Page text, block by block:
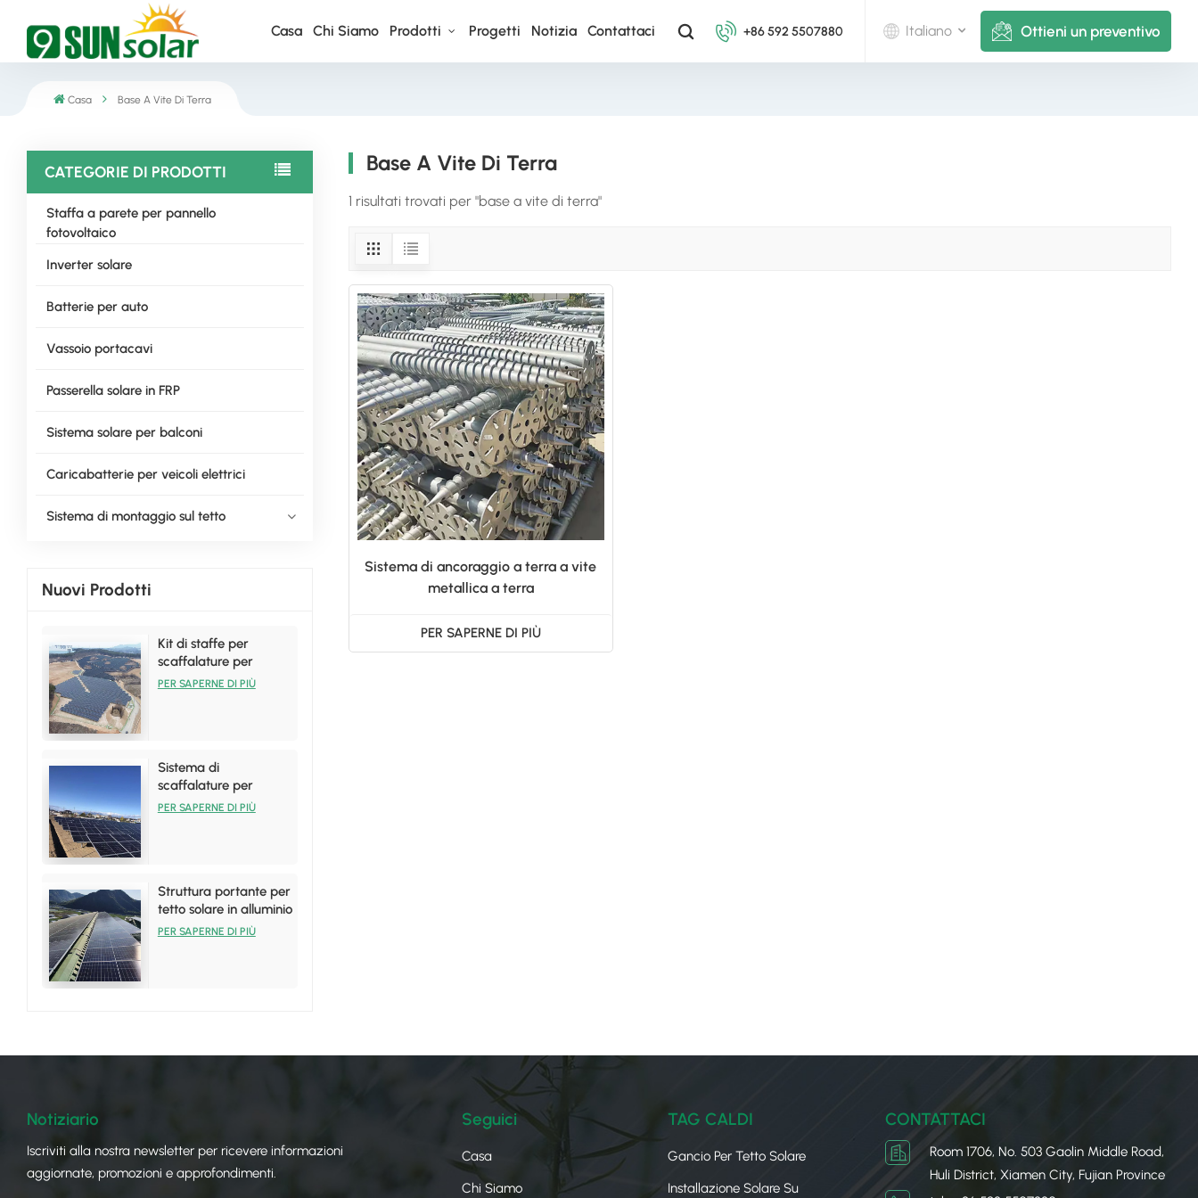
Casa Chi Siamo Prodotti Progetti Notizia Contattaci +86 592 5507880 Italiano Ottieni un preventivo
Casa Base A Vite Di Terra
CATEGORIE DI PRODOTTI
Staffa a parete per pannello
fotovoltaico
Inverter solare
Batterie per auto
Vassoio portacavi
Passerella solare in FRP
Sistema solare per balconi
Caricabatterie per veicoli elettrici
Sistema di montaggio sul tetto
Nuovi Prodotti
Kit di staffe per
scaffalature per
installazione solare a
PER SAPERNE DI PIÙ
Sistema di
scaffalature per
pannelli solari in
PER SAPERNE DI PIÙ
Struttura portante per
tetto solare in alluminio
per installazioni su
PER SAPERNE DI PIÙ
Base A Vite Di Terra
1 risultati trovati per "base a vite di terra"
Sistema di ancoraggio a terra a vite
metallica a terra
PER SAPERNE DI PIÙ
Notiziario
Iscriviti alla nostra newsletter per ricevere informazioni
aggiornate, promozioni e approfondimenti.
Seguici
Casa
Chi Siamo
TAG CALDI
Gancio Per Tetto Solare
Installazione Solare Su
CONTATTACI
Room 1706, No. 503 Gaolin Middle Road,
Huli District, Xiamen City, Fujian Province